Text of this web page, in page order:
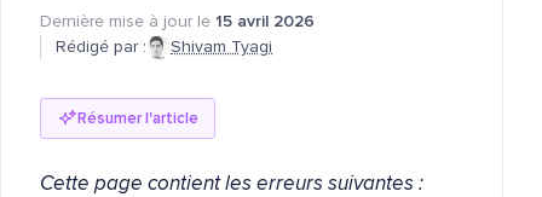
Dernière mise à jour le 15 avril 2026
Rédigé par :
Shivam Tyagi
Résumer l'article
Cette page contient les erreurs suivantes :